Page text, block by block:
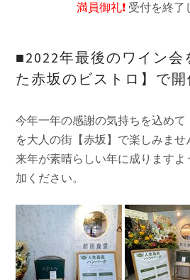
満員御礼❗️ 受付を終了
■2022年最後のワイン会
た赤坂のビストロ】で開
今年一年の感謝の気持ちを込めて
を大人の街【赤坂】で楽しみませ
来年が素晴らしい年に成ります
加ください。